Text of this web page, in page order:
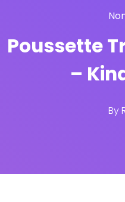
Poussette
–
By